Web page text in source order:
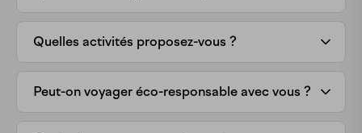
Quelles activités proposez-vous ?
Peut-on voyager éco-responsable avec vous ?